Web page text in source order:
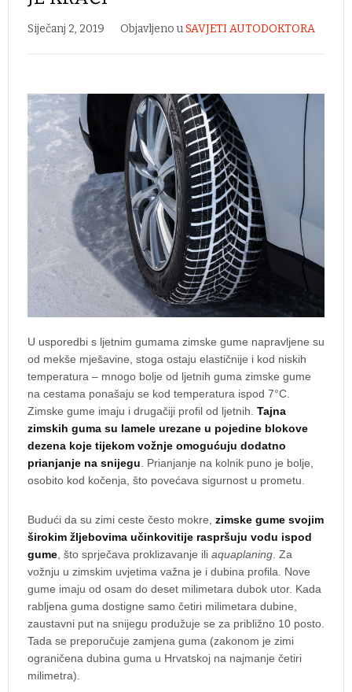
Siječanj 2, 2019 Objavljeno uSAVJETI AUTODOKTORA
U usporedbi s ljetnim gumama zimske gume napravljene su
od mekše mješavine, stoga ostaju elastičnije i kod niskih
temperatura – mnogo bolje od ljetnih guma zimske gume
na cestama ponašaju se kod temperatura ispod 7°C.
Zimske gume imaju i drugačiji profil od ljetnih. Tajna
zimskih guma su lamele urezane u pojedine blokove
dezena koje tijekom vožnje omogućuju dodatno
prianjanje na snijegu. Prianjanje na kolnik puno je bolje,
osobito kod kočenja, što povećava sigurnost u prometu.
Budući da su zimi ceste često mokre, zimske gume svojim
širokim žljebovima učinkovitije raspršuju vodu ispod
gume, što sprječava proklizavanje ili aquaplaning. Za
vožnju u zimskim uvjetima važna je i dubina profila. Nove
gume imaju od osam do deset milimetara dubok utor. Kada
rabljena guma dostigne samo četiri milimetara dubine,
zaustavni put na snijegu produžuje se za približno 10 posto.
Tada se preporučuje zamjena guma (zakonom je zimi
ograničena dubina guma u Hrvatskoj na najmanje četiri
milimetra).